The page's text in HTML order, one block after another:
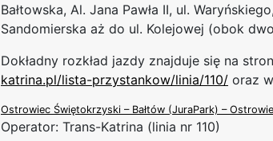
Bałtowska, Al. Jana Pawła II, ul.
Sandomierska aż do ul. Kolejowej (obok
Dokładny rozkład jazdy znajduje się na
katrina.pl/lista-przystankow/linia/110/ oraz
Ostrowiec Świętokrzyski – Bałtów (JuraPark) –
Operator: Trans-Katrina (linia nr 110)